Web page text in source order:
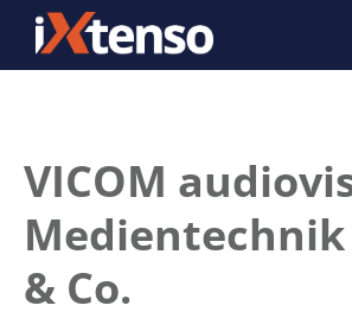
VICOM
Medientechnik
& Co.